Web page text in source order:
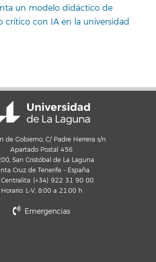
un modelo didáctico de
crítico con IA en la universidad
de Gobierno, C/ Padre Herrera s/n
Apartado Postal 456
San Cristóbal de La Laguna
Cruz de Tenerife - España
Centralita: (+34) 922 31 90 00
Horario: L-V, 8:00 a 21:00 h
Emergencias